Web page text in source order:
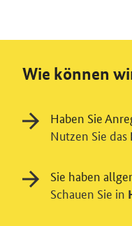
Wie können
Haben Sie
Nutzen Sie das
Sie haben
Schauen Sie in